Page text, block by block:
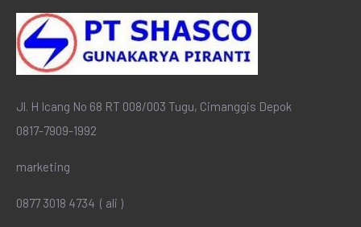
Jl. H Icang No 68 RT 008/003 Tugu, Cimanggis Depok
0817-7909-1992
marketing
0877 3018 4734 ( ali )